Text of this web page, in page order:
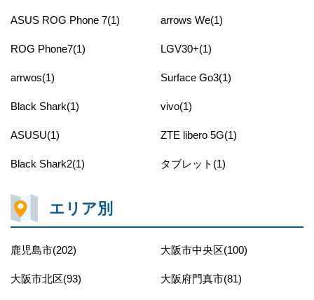
ASUS ROG Phone 7(1) arrows We(1)
ROG Phone7(1) LGV30+(1)
arrwos(1) Surface Go3(1)
Black Shark(1) vivo(1)
ASUSU(1) ZTE libero 5G(1)
Black Shark2(1) タブレット(1)
エリア別
鹿児島市(202) 大阪市中央区(100)
大阪市北区(93) 大阪府門真市(81)